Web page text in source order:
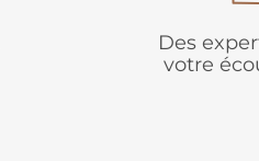
Des
votre